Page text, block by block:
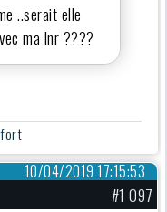
..serait elle
ma lnr ????
10/04/2019 17:15:53
#1 097